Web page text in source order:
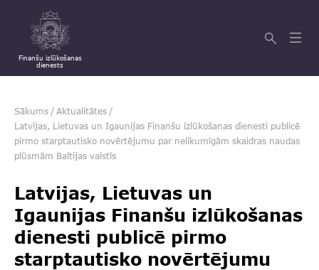
Finanšu izlūkošanas
dienests
Sākums / Aktualitātes /
Latvijas, Lietuvas un Igaunijas Finanšu izlūkošanas dienesti publicē
pirmo starptautisko novērtējumu par nelikumīgām skaidras naudas
plūsmām Baltijas valstīs
Latvijas, Lietuvas un
Igaunijas Finanšu izlūkošanas
dienesti publicē pirmo
starptautisko novērtējumu